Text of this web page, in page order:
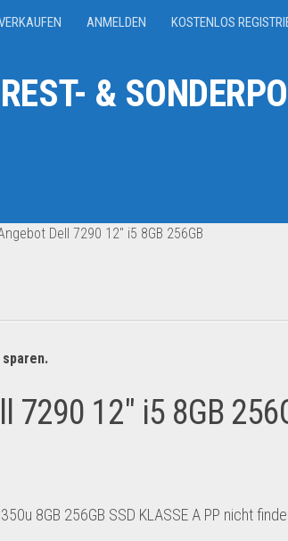
ANMELDEN KOSTENLOS
&
Dell 7290 12″ i5 8GB 256GB
7290 12″ i5 8GB
8GB 256GB SSD KLASSE A PP nicht